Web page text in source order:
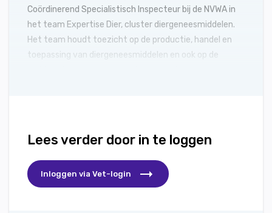
Coördinerend Specialistisch Inspecteur bij de NVWA in
het team Expertise Dier, cluster diergeneesmiddelen.
Het team houdt toezicht op de productie, handel en
toepassing van diergeneesmiddelen en ook op de
Lees verder door in te loggen
Inloggen via Vet-login